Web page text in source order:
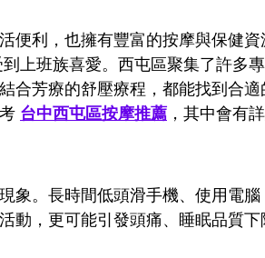
便利，也擁有豐富的按摩與保健資
上班族喜愛。西屯區聚集了許多
合芳療的舒壓療程，都能找到合適
台中西屯區按摩推薦 ，其中會有
象。長時間低頭滑手機、使用電腦
動，更可能引發頭痛、睡眠品質下